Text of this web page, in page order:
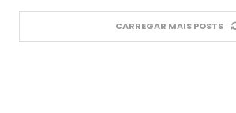
CARREGAR MAIS POSTS